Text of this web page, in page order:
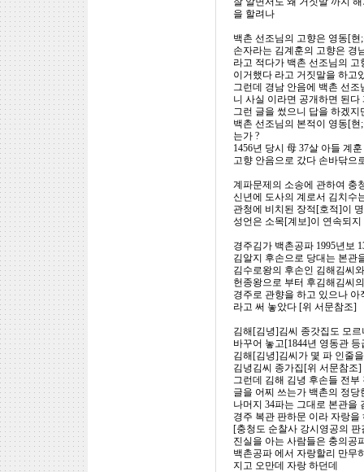
을 할려나
백촌 선조님의 고향은 영동[
손자라는 김계훈의 고향은 경
라고 적다가 백촌 선조님의
이거했다 라고 거짓말을 하고
그런데 경남 안음에 백촌 선
니 사실 이라면 공개하면 된
그런 글을 썼으니 답을 하겠
백촌 선조님의 본적이 영동[
는가 ?
1456년 당시 母 37살 아들 계
고향 안음으로 갔다 손바닦으
계파문제의 소송에 관하여 충
신년에 도사의 계로서 김치수
관청에 비치된 장적[호적]이
성언은 소목[계보]이 연속되지
경주김가 백촌공파 1995년보
김알지 후손으로 당대는 본관
김수로왕의 후손인 김해김씨
헌종왕으로 부터 후김해김씨
경주로 관향을 하고 있으나
라고 써 놓았다 [위 서문참조]
김해[김녕]김씨 종갓집도 모
바꾸어 놓고[1844년 영동관 등
김해[김녕]김씨가 몇 파 인줄
김녕김씨 종가집[위 서문참조
그런데 김해 김녕 후손들 전
글을 어찌 쓰는가 백촌의 정
나머지 34파는 그대로 본관을
경주 복관 판하문 이라 자랑
[충청도 순찰사 강시영공의 판
진실을 아는 사람들은 충의공
백촌공파 에서 자랑할리 만무
지고 오만데 자랑 하던데